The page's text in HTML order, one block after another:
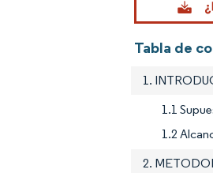
Tabla de
1.
1.1
1.2
2.